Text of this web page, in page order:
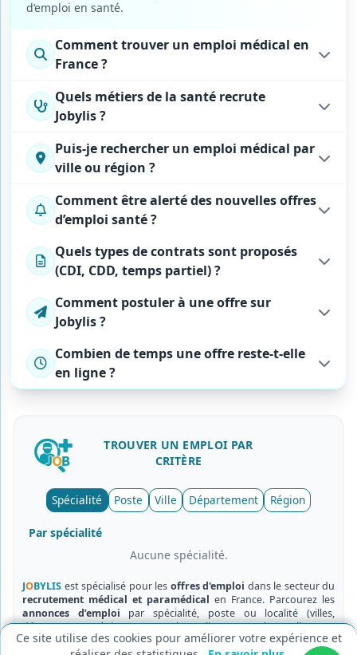
d’emploi en santé.
Comment trouver un emploi médical en
France ?
Quels métiers de la santé recrute
Jobylis ?
Puis-je rechercher un emploi médical par
ville ou région ?
Comment être alerté des nouvelles offres
d’emploi santé ?
Quels types de contrats sont proposés
(CDI, CDD, temps partiel) ?
Comment postuler à une offre sur
Jobylis ?
Combien de temps une offre reste-t-elle
en ligne ?
Ce site utilise des cookies pour améliorer votre expérience et
Cookies fonctionnels (obligatoires)
Nécessaires au bon fonctionnement du site.
Nous aident à améliorer le site via des statistiques
anonymes.
Enregistrer Annuler
TROUVER UN EMPLOI PAR
CRITÈRE
Spécialité Poste Ville Département Région
Par spécialité
Aucune spécialité.
JOBYLIS est spécialisé pour les offres d'emploi dans le secteur du
recrutement médical et paramédical en France. Parcourez les
annonces d’emploi par spécialité, poste ou localité (villes,
départements, régions) et postulez en ligne en quelques clics.
Mentions légales
| © 2026Jobylis– Recrutement médical